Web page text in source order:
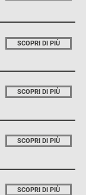
SCOPRI DI PIÙ
SCOPRI DI PIÙ
SCOPRI DI PIÙ
SCOPRI DI PIÙ